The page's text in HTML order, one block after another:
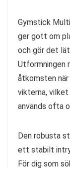
Gymstick
ger gott om
och gör det
Utformningen
åtkomsten
vikterna,
används ofta
Den robusta
ett stabilt
För dig som